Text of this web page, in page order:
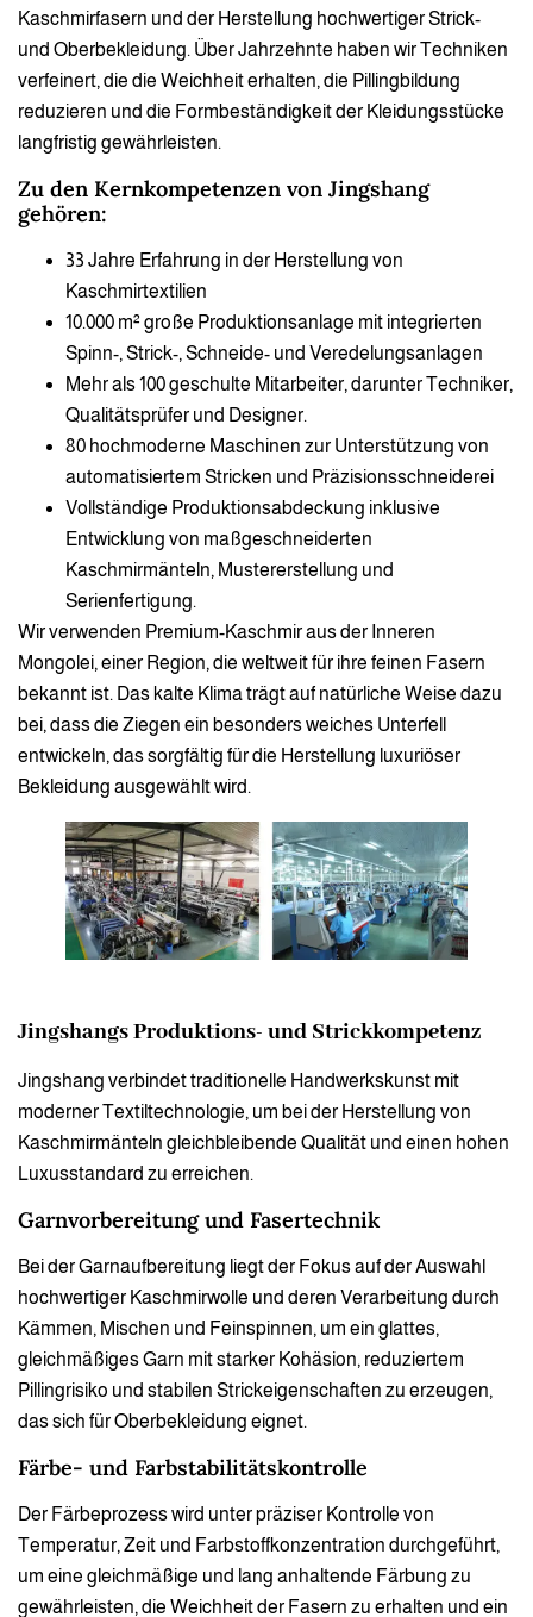
Kaschmirfasern und der Herstellung hochwertiger Strick-
und Oberbekleidung. Über Jahrzehnte haben wir Techniken
verfeinert, die die Weichheit erhalten, die Pillingbildung
reduzieren und die Formbeständigkeit der Kleidungsstücke
langfristig gewährleisten.
Zu den Kernkompetenzen von Jingshang
gehören:
33 Jahre Erfahrung in der Herstellung von
Kaschmirtextilien
10.000 m² große Produktionsanlage mit integrierten
Spinn-, Strick-, Schneide- und Veredelungsanlagen
Mehr als 100 geschulte Mitarbeiter, darunter Techniker,
Qualitätsprüfer und Designer.
80 hochmoderne Maschinen zur Unterstützung von
automatisiertem Stricken und Präzisionsschneiderei
Vollständige Produktionsabdeckung inklusive
Entwicklung von maßgeschneiderten
Kaschmirmänteln, Mustererstellung und
Serienfertigung.
Wir verwenden Premium-Kaschmir aus der Inneren
Mongolei, einer Region, die weltweit für ihre feinen Fasern
bekannt ist. Das kalte Klima trägt auf natürliche Weise dazu
bei, dass die Ziegen ein besonders weiches Unterfell
entwickeln, das sorgfältig für die Herstellung luxuriöser
Bekleidung ausgewählt wird.
Jingshangs Produktions- und Strickkompetenz
Jingshang verbindet traditionelle Handwerkskunst mit
moderner Textiltechnologie, um bei der Herstellung von
Kaschmirmänteln gleichbleibende Qualität und einen hohen
Luxusstandard zu erreichen.
Garnvorbereitung und Fasertechnik
Bei der Garnaufbereitung liegt der Fokus auf der Auswahl
hochwertiger Kaschmirwolle und deren Verarbeitung durch
Kämmen, Mischen und Feinspinnen, um ein glattes,
gleichmäßiges Garn mit starker Kohäsion, reduziertem
Pillingrisiko und stabilen Strickeigenschaften zu erzeugen,
das sich für Oberbekleidung eignet.
Färbe- und Farbstabilitätskontrolle
Der Färbeprozess wird unter präziser Kontrolle von
Temperatur, Zeit und Farbstoffkonzentration durchgeführt,
um eine gleichmäßige und lang anhaltende Färbung zu
gewährleisten, die Weichheit der Fasern zu erhalten und ein